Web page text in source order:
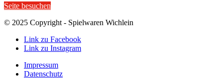
Seite besuchen
© 2025 Copyright - Spielwaren Wichlein
Link zu Facebook
Link zu Instagram
Impressum
Datenschutz